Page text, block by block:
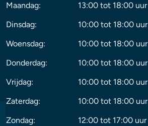
Maandag:
13:00 tot 18:00 uur
Dinsdag:
10:00 tot 18:00 uur
Woensdag:
10:00 tot 18:00 uur
Donderdag:
10:00 tot 18:00 uur
Vrijdag:
10:00 tot 18:00 uur
Zaterdag:
10:00 tot 18:00 uur
Zondag:
12:00 tot 17:00 uur